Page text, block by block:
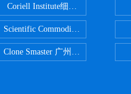
Scientific CommoditiesPE管 广州
Clone Smaster 广州鸿程代理